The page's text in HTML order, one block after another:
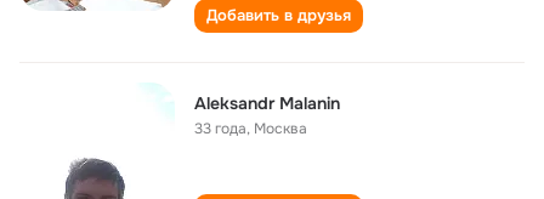
Добавить в друзья
Aleksandr Malanin
33 года, Москва